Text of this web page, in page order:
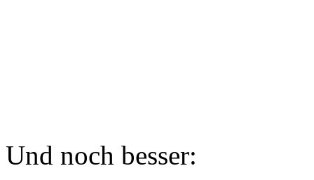
Und noch besser: